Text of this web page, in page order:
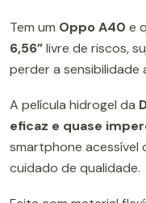
Tem um Oppo A40 e
6,56”livre de riscos,
perder a sensibilidade
A película hidrogel da
eficaz e quase
smartphone acessível
cuidado de qualidade.